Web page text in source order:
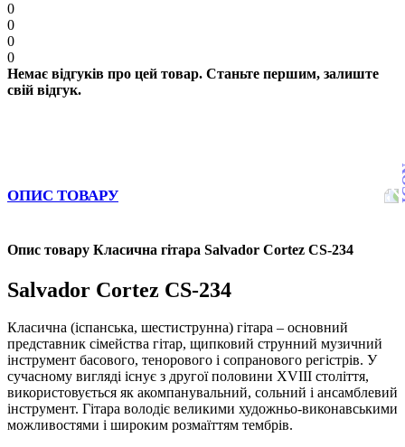
0
0
0
0
Немає відгуків про цей товар. Станьте першим, залиште
свій відгук.
ОПИС ТОВАРУ
Опис товару Класична гітара Salvador Cortez CS-234
Salvador Cortez CS-234
Класична (іспанська, шестиструнна) гітара – основний
представник сімейства гітар, щипковий струнний музичний
інструмент басового, тенорового і сопранового регістрів. У
сучасному вигляді існує з другої половини XVIII століття,
використовується як акомпанувальний, сольний і ансамблевий
інструмент. Гітара володіє великими художньо-виконавськими
можливостями і широким розмаїттям тембрів.